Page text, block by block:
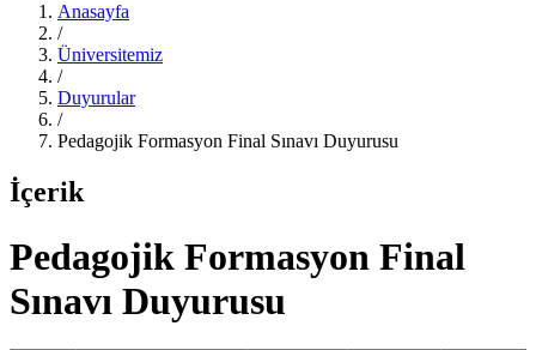
Anasayfa
/
Üniversitemiz
/
Duyurular
/
Pedagojik Formasyon Final Sınavı Duyurusu
İçerik
Pedagojik Formasyon Final
Sınavı Duyurusu